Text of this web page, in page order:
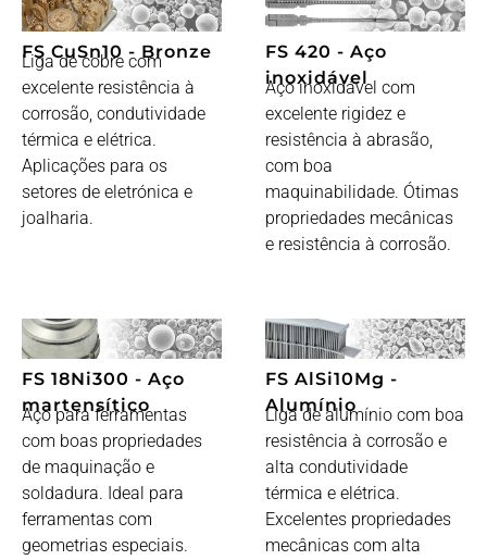
FS CuSn10 - Bronze
Liga de cobre com
excelente resistência à
corrosão, condutividade
térmica e elétrica.
Aplicações para os
setores de eletrónica e
joalharia.
FS 420 - Aço
inoxidável
Aço inoxidável com
excelente rigidez e
resistência à abrasão,
com boa
maquinabilidade. Ótimas
propriedades mecânicas
e resistência à corrosão.
FS 18Ni300 - Aço
martensítico
Aço para ferramentas
com boas propriedades
de maquinação e
soldadura. Ideal para
ferramentas com
geometrias especiais.
FS AlSi10Mg -
Alumínio
Liga de alumínio com boa
resistência à corrosão e
alta condutividade
térmica e elétrica.
Excelentes propriedades
mecânicas com alta